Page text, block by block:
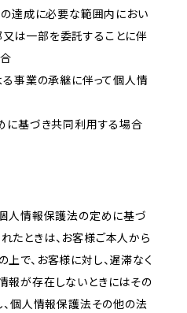
の達成に必要な範囲内におい
は一部を委託することに伴
る事業の承継に伴って個人情
に基づき共同利用する場合
個人情報保護法の定めに基づ
たときは、お客様ご本人から
で、お客様に対し、遅滞なく
報が存在しないときにはその
、個人情報保護法その他の法